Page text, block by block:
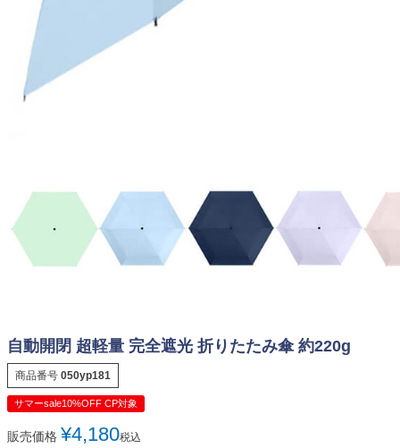
自動開閉 超軽量 完全遮光 折りたたみ傘 約220g
商品番号 050yp181
サマーsale10%OFF CP対象
販売価格 ¥4,180税込